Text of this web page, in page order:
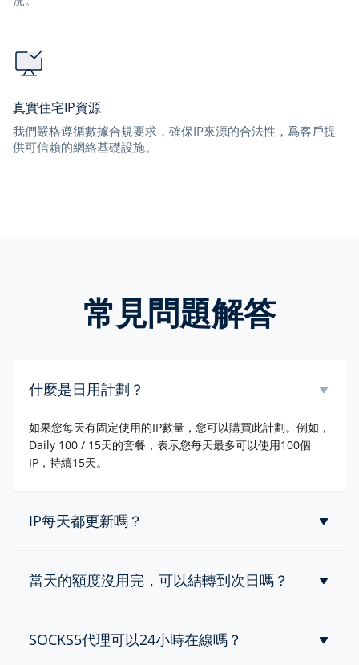
真實住宅IP資源
我們嚴格遵循數據合規要求，確保IP來源的合法性，爲客戶提
供可信賴的網絡基礎設施。
常見問題解答
什麼是日用計劃？
如果您每天有固定使用的IP數量，您可以購買此計劃。例如，
Daily 100 / 15天的套餐，表示您每天最多可以使用100個
IP，持續15天。
IP每天都更新嗎？
當天的額度沒用完，可以結轉到次日嗎？
累加）。
SOCKS5代理可以24小時在線嗎？